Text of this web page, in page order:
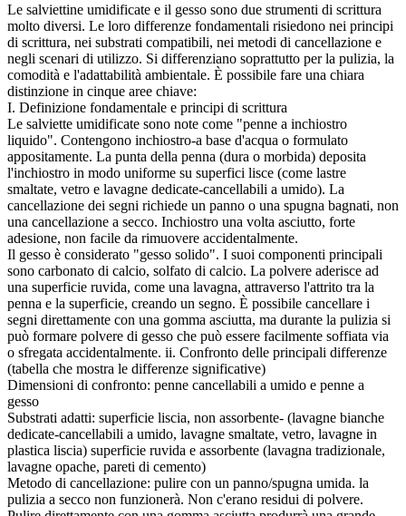
Le salviettine umidificate e il gesso sono due strumenti di scrittura
molto diversi. Le loro differenze fondamentali risiedono nei principi
di scrittura, nei substrati compatibili, nei metodi di cancellazione e
negli scenari di utilizzo. Si differenziano soprattutto per la pulizia, la
comodità e l'adattabilità ambientale. È possibile fare una chiara
distinzione in cinque aree chiave:
I. Definizione fondamentale e principi di scrittura
Le salviette umidificate sono note come "penne a inchiostro
liquido". Contengono inchiostro-a base d'acqua o formulato
appositamente. La punta della penna (dura o morbida) deposita
l'inchiostro in modo uniforme su superfici lisce (come lastre
smaltate, vetro e lavagne dedicate-cancellabili a umido). La
cancellazione dei segni richiede un panno o una spugna bagnati, non
una cancellazione a secco. Inchiostro una volta asciutto, forte
adesione, non facile da rimuovere accidentalmente.
Il gesso è considerato "gesso solido". I suoi componenti principali
sono carbonato di calcio, solfato di calcio. La polvere aderisce ad
una superficie ruvida, come una lavagna, attraverso l'attrito tra la
penna e la superficie, creando un segno. È possibile cancellare i
segni direttamente con una gomma asciutta, ma durante la pulizia si
può formare polvere di gesso che può essere facilmente soffiata via
o sfregata accidentalmente. ii. Confronto delle principali differenze
(tabella che mostra le differenze significative)
Dimensioni di confronto: penne cancellabili a umido e penne a
gesso
Substrati adatti: superficie liscia, non assorbente- (lavagne bianche
dedicate-cancellabili a umido, lavagne smaltate, vetro, lavagne in
plastica liscia) superficie ruvida e assorbente (lavagna tradizionale,
lavagne opache, pareti di cemento)
Metodo di cancellazione: pulire con un panno/spugna umida. la
pulizia a secco non funzionerà. Non c'erano residui di polvere.